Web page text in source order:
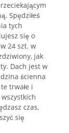
Spędziłeś
tych
się o
24 szt. w
jak
Dach jest w
ścienna
trwałe i
czas,
się